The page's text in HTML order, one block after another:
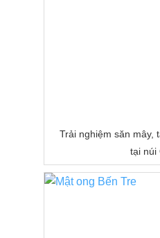
Trải nghiệm săn mây,
tại núi